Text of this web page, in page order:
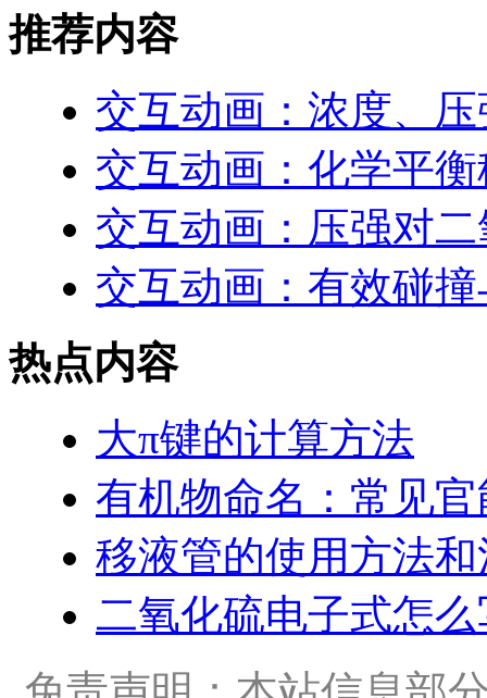
推荐内容
交互动画：浓度、
交互动画：化学平
交互动画：压强对
交互动画：有效碰
热点内容
大π键的计算方法
有机物命名：常见
移液管的使用方法
二氧化硫电子式怎